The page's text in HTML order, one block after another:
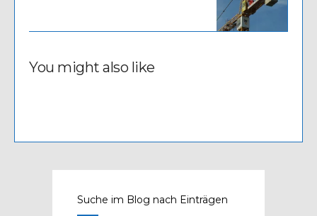
You might also like
Suche im Blog nach Einträgen